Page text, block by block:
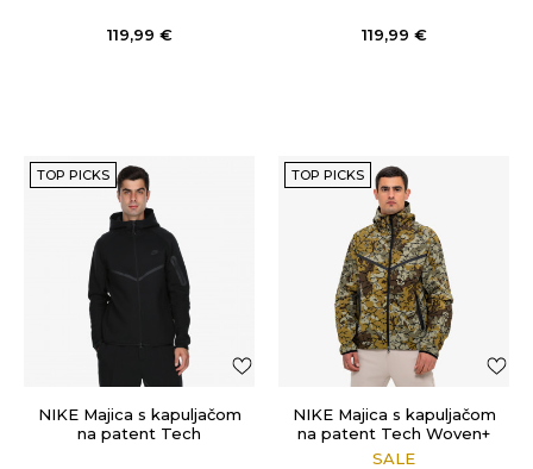
119,99 € 119,99 €
TOP PICKS
NIKE Majica s kapuljačom
na patent Tech
TOP PICKS
NIKE Majica s kapuljačom
na patent Tech Woven+
FZ
SALE